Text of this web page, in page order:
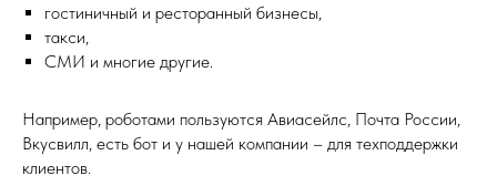
гостиничный и ресторанный бизнесы,
такси,
СМИ и многие другие.
Например, роботами пользуются Авиасейлс, Почта России,
Вкусвилл, есть бот и у нашей компании – для техподдержки
клиентов.